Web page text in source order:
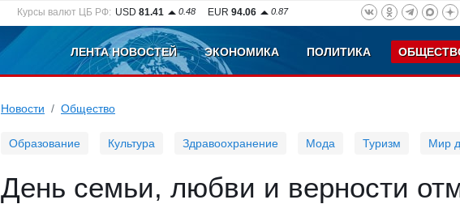
Курсы валют ЦБ РФ: USD 81.41 0.48 EUR 94.06 0.87
ЛЕНТА НОВОСТЕЙ ЭКОНОМИКА ПОЛИТИКА
Новости Общество
Образование Культура Здравоохранение Мода Туризм Мир
День семьи, любви и верности